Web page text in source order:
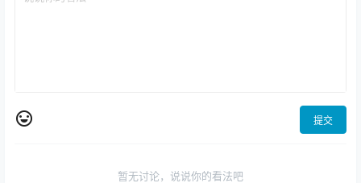
提交
暂无讨论，说说你的看法吧